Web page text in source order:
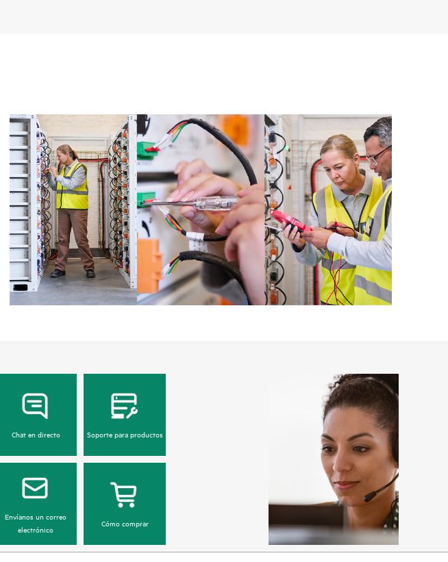
recomendados. Recibirás un análisis proactivo regular de tus dispositivos cubiertos por
HPE Proactive Care, que puede ayudarte a identificar y resolver los problemas de
configuración. HPE Proactive Care también proporciona informes trimestrales de
incidentes para ayudarte a identificar las tendencias de los problemas y evitar que estos
se repitan.
Chat en directo Soporte para productos
Envíanos un correo
electrónico
Cómo comprar